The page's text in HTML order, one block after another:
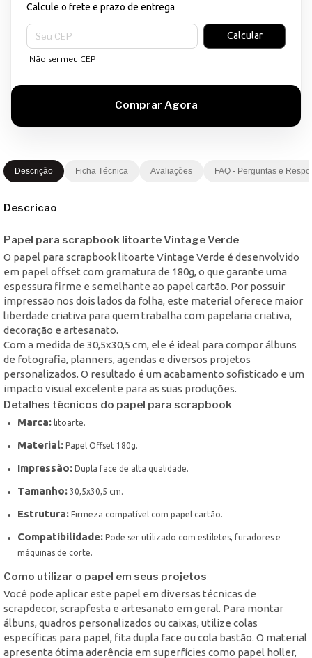
Calcule o frete e prazo de entrega
Entregas para o CEP:
Calcular
Não sei meu CEP
Descrição Ficha Técnica Avaliações FAQ - Perguntas e
Descricao
Papel para scrapbook litoarte Vintage Verde
O papel para scrapbook litoarte Vintage Verde é desenvolvido
em papel offset com gramatura de 180g, o que garante uma
espessura firme e semelhante ao papel cartão. Por possuir
impressão nos dois lados da folha, este material oferece maior
liberdade criativa para quem trabalha com papelaria criativa,
decoração e artesanato.
Com a medida de 30,5x30,5 cm, ele é ideal para compor álbuns
de fotografia, planners, agendas e diversos projetos
personalizados. O resultado é um acabamento sofisticado e um
impacto visual excelente para as suas produções.
Detalhes técnicos do papel para scrapbook
Marca: litoarte.
Material: Papel Offset 180g.
Impressão: Dupla face de alta qualidade.
Tamanho: 30,5x30,5 cm.
Estrutura: Firmeza compatível com papel cartão.
Compatibilidade: Pode ser utilizado com estiletes, furadores e
máquinas de corte.
Como utilizar o papel em seus projetos
Você pode aplicar este papel em diversas técnicas de
scrapdecor, scrapfesta e artesanato em geral. Para montar
álbuns, quadros personalizados ou caixas, utilize colas
específicas para papel, fita dupla face ou cola bastão. O material
apresenta ótima aderência em superfícies como papel holler,